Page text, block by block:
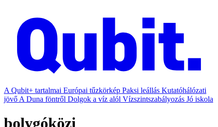
A Qubit+ tartalmai Európai tűzkörkép Paksi leállás Kutatóhálózati
jövő A Duna föntről Dolgok a víz alól Vízszintszabályozás Jó iskola
bolygóközi